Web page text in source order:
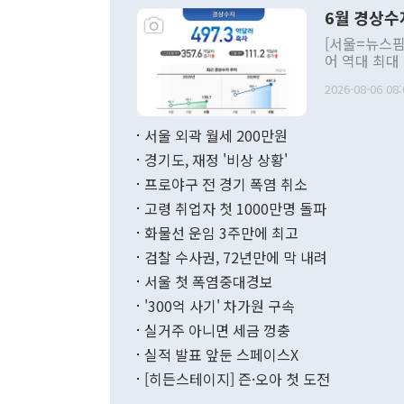
주의적 희망
관의 대북
관 부처 장
관의 무리한
다. [정동영 통일부 장관이 지난달 23일 오후 서울 종로구 정부서울청사에
무너졌다고
함께 4자 대
"우리의 선
6월 경상
[서울=뉴스
어 역대 최
료=한국은행] 한국은행이 6일 발표한 '2026년 6월 국제수지(잠정)'
며 월간 기
196.9% 급
수출은
기록했지만
로 전환됐다.
2026-08-06
서울 외곽 월세 200만원
경기도, 재정 '비상 상황'
프로야구 전 경기 폭염 취소
고령 취업자 첫 1000만명 돌파
화물선 운임 3주만에 최고
검찰 수사권, 72년만에 막 내려
서울 첫 폭염중대경보
'300억 사기' 차가원 구속
실거주 아니면 세금 껑충
실적 발표 앞둔 스페이스X
[히든스테이지] 즌·오아 첫 도전